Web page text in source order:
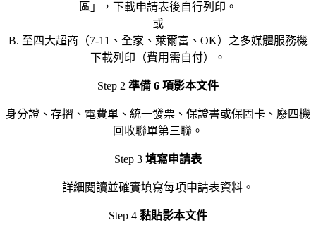
區」，下載申請表後自行列印。
或
B. 至四大超商（7-11、全家、萊爾富、OK）之多媒體服務機
下載列印（費用需自付）。
Step 2 準備 6 項影本文件
身分證、存摺、電費單、統一發票、保證書或保固卡、廢四機
回收聯單第三聯。
Step 3 填寫申請表
詳細閱讀並確實填寫每項申請表資料。
Step 4 黏貼影本文件